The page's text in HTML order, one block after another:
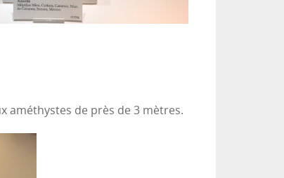
améthystes de près de 3 mètres.